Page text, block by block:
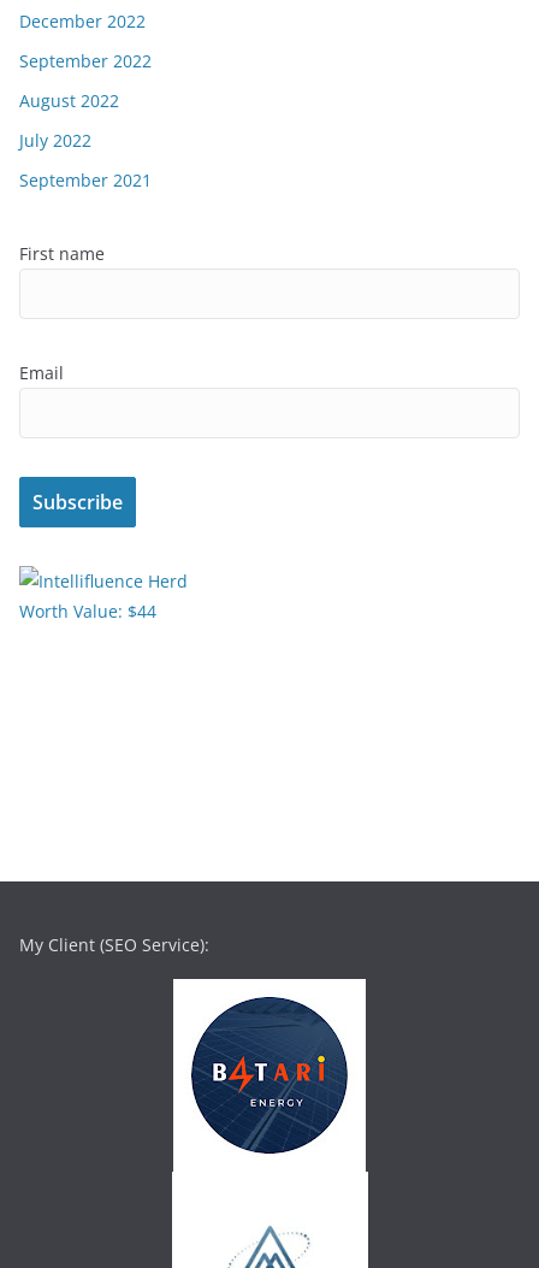
December 2022
September 2022
August 2022
July 2022
September 2021
First name
Email
My Client (SEO Service):